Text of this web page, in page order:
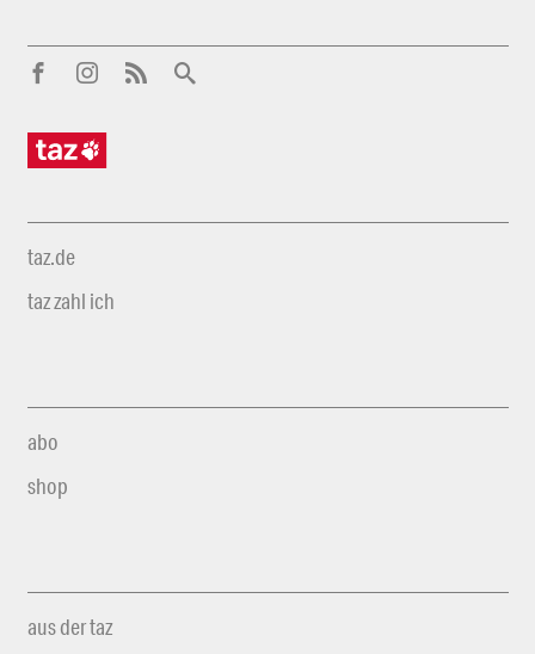
taz.de
taz zahl ich
abo
shop
aus der taz